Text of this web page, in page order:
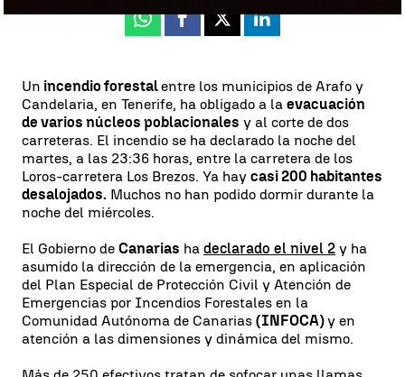
Whatsapp
Facebook
X Linkedin
Un incendio forestalentre los municipios de Arafo y
Candelaria, en Tenerife, ha obligado a la evacuación
de varios núcleos poblacionales y al corte de dos
carreteras. El incendio se ha declarado la noche del
martes, a las 23:36 horas, entre la carretera de los
Loros-carretera Los Brezos. Ya hay casi 200 habitantes
desalojados. Muchos no han podido dormir durante la
noche del miércoles.
El Gobierno de Canarias ha declarado el nivel 2 y ha
asumido la dirección de la emergencia, en aplicación
del Plan Especial de Protección Civil y Atención de
Emergencias por Incendios Forestales en la
Comunidad Autónoma de Canarias (INFOCA)y en
atención a las dimensiones y dinámica del mismo.